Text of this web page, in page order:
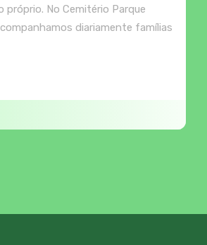
próprio. No Cemitério Parque
diariamente famílias